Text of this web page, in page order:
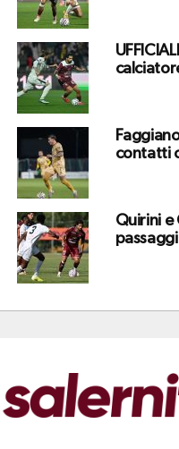
contatti
Quirini e